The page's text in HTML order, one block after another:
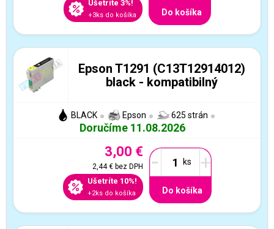
Ušetríte 3%!
+3ks do košíka Do košíka
Epson T1291 (C13T12914012)
black - kompatibilný
BLACK Epson 625 strán
Doručíme 11.08.2026
3,00 €
2,44 €bez DPH
Ušetríte 10%!
+2ks do košíka
- +
Do košíka